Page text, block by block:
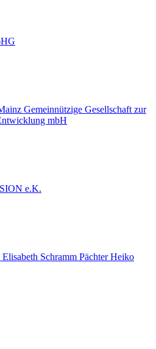
Gemeinnützige Gesellschaft zur
mbH
e.K.
Schramm Pächter Heiko